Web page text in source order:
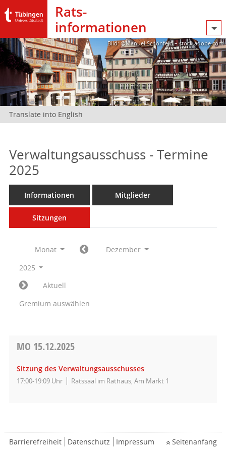
Rats­
informationen
Bild: @Manuel Schönfeld – stock.adobe.com
Translate into English
Verwaltungsausschuss - Termine
2025
Informationen Mitglieder
Sitzungen
Monat
Dezember
2025
Aktuell
Gremium auswählen
MO 15.12.2025
Sitzung des Verwaltungsausschusses
17:00-19:09 Uhr Ratssaal im Rathaus, Am Markt 1
Barrierefreiheit Datenschutz Impressum Seitenanfang